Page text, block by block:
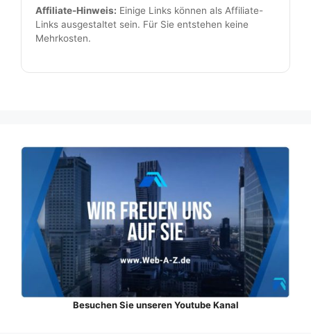
Affiliate-Hinweis: Einige Links können als Affiliate-
Links ausgestaltet sein. Für Sie entstehen keine
Mehrkosten.
Besuchen Sie unseren Youtube Kanal